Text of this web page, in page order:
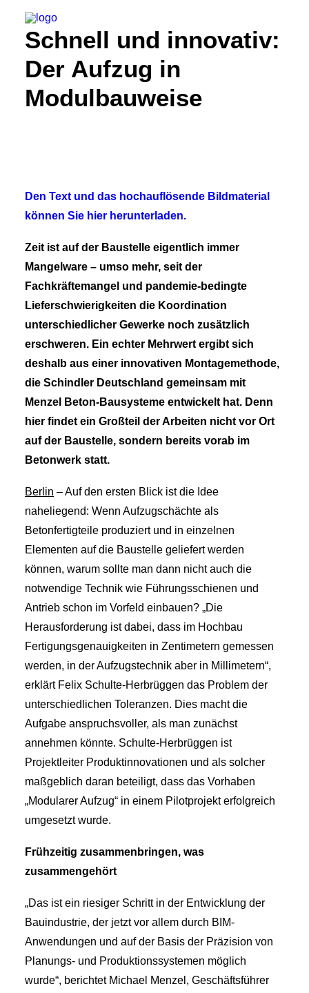
Schnell und innovativ:
Der Aufzug in
Modulbauweise
Den Text und das hochauflösende Bildmaterial
können Sie hier herunterladen.
Zeit ist auf der Baustelle eigentlich immer
Mangelware – umso mehr, seit der
Fachkräftemangel und pandemie-bedingte
Lieferschwierigkeiten die Koordination
unterschiedlicher Gewerke noch zusätzlich
erschweren. Ein echter Mehrwert ergibt sich
deshalb aus einer innovativen Montagemethode,
die Schindler Deutschland gemeinsam mit
Menzel Beton-Bausysteme entwickelt hat. Denn
hier findet ein Großteil der Arbeiten nicht vor Ort
auf der Baustelle, sondern bereits vorab im
Betonwerk statt.
Berlin – Auf den ersten Blick ist die Idee
naheliegend: Wenn Aufzugschächte als
Betonfertigteile produziert und in einzelnen
Elementen auf die Baustelle geliefert werden
können, warum sollte man dann nicht auch die
notwendige Technik wie Führungsschienen und
Antrieb schon im Vorfeld einbauen? „Die
Herausforderung ist dabei, dass im Hochbau
Fertigungsgenauigkeiten in Zentimetern gemessen
werden, in der Aufzugstechnik aber in Millimetern“,
erklärt Felix Schulte-Herbrüggen das Problem der
unterschiedlichen Toleranzen. Dies macht die
Aufgabe anspruchsvoller, als man zunächst
annehmen könnte. Schulte-Herbrüggen ist
Projektleiter Produktinnovationen und als solcher
maßgeblich daran beteiligt, dass das Vorhaben
„Modularer Aufzug“ in einem Pilotprojekt erfolgreich
umgesetzt wurde.
Frühzeitig zusammenbringen, was
zusammengehört
„Das ist ein riesiger Schritt in der Entwicklung der
Bauindustrie, der jetzt vor allem durch BIM-
Anwendungen und auf der Basis der Präzision von
Planungs- und Produktionssystemen möglich
wurde“, berichtet Michael Menzel, Geschäftsführer